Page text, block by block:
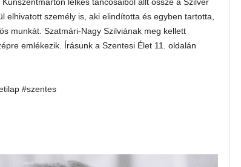
elhivatott személy is, aki elindította és egyben tartotta,
munkát. Szatmári-Nagy Szilviának meg kellett
emlékezik. Írásunk a Szentesi Élet 11. oldalán
#szentes